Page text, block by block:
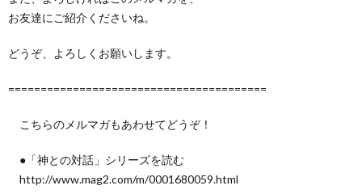
お友達にご紹介くださいね。
どうぞ、よろしくお願いします。
========================================
こちらのメルマガもあわせてどうぞ！
●「神との対話」シリーズを読む
http://www.mag2.com/m/0001680059.html